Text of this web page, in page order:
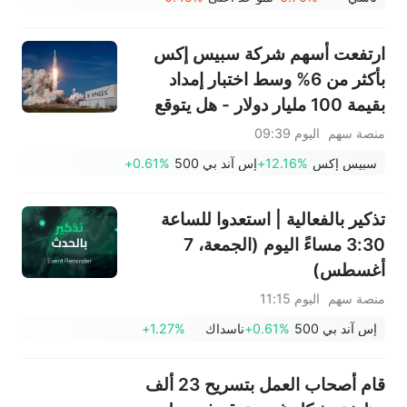
توقعات الربع الأول
ارتفعت أسهم شركة سبيس إكس
بأكثر من 6% وسط اختبار إمداد
بقيمة 100 مليار دولار - هل يتوقع
المستثمرون الأذكياء وصول السهم
إلى أدنى مستوى له؟
منصة سهم
اليوم 09:39
سبيس إكس +12.16%إس آند بي 500 +0.61%
تذكير بالفعالية | استعدوا للساعة
3:30 مساءً اليوم (الجمعة، 7
أغسطس)
منصة سهم
اليوم 11:15
إس آند بي 500
+0.61%ناسداك +1.27%
قام أصحاب العمل بتسريح 23 ألف